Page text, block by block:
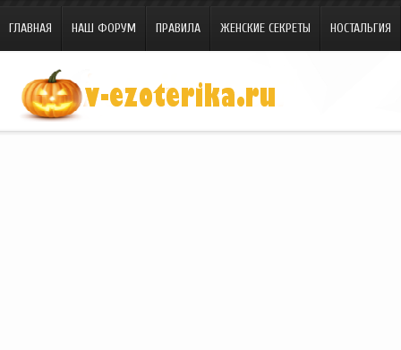
ГЛАВНАЯ НАШ ФОРУМ ПРАВИЛА ЖЕНСКИЕ СЕКРЕТЫ НОСТАЛЬГИЯ
Site.ru